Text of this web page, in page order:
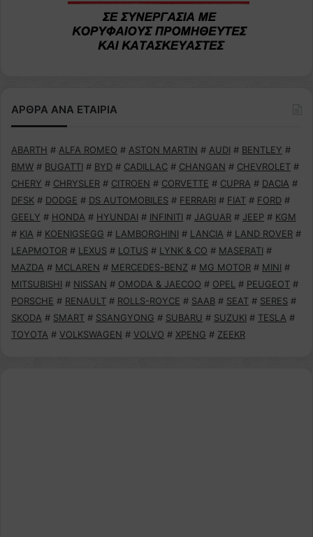
ΑΡΘΡΑ ΑΝΑ ΕΤΑΙΡΙΑ
ABARTH # ALFA ROMEO # ASTON MARTIN # AUDI # BENTLEY #
BMW # BUGATTI # BYD # CADILLAC # CHANGAN # CHEVROLET #
CHERY # CHRYSLER # CITROEN # CORVETTE # CUPRA # DACIA #
DFSK # DODGE # DS AUTOMOBILES # FERRARI # FIAT # FORD #
GEELY # HONDA # HYUNDAI # INFINITI # JAGUAR # JEEP # KGM
# KIA # KOENIGSEGG # LAMBORGHINI # LANCIA # LAND ROVER #
LEAPMOTOR # LEXUS # LOTUS # LYNK & CO # MASERATI #
MAZDA # MCLAREN # MERCEDES-BENZ # MG MOTOR # MINI #
MITSUBISHI # NISSAN # OMODA & JAECOO # OPEL # PEUGEOT #
PORSCHE # RENAULT # ROLLS-ROYCE # SAAB # SEAT # SERES #
SKODA # SMART # SSANGYONG # SUBARU # SUZUKI # TESLA #
TOYOTA # VOLKSWAGEN # VOLVO # XPENG # ZEEKR